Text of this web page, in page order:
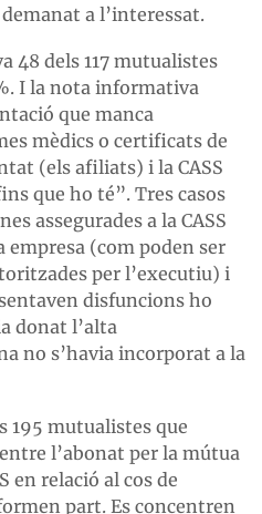
a l’interessat.
48 dels 117 mutualistes
I la nota informativa
que manca
mèdics o certificats de
(els afiliats) i la CASS
que ho té”. Tres casos
assegurades a la CASS
empresa (com poden ser
per l’executiu) i
disfuncions ho
donat l’alta
no s’havia incorporat a la
195 mutualistes que
l’abonat per la mútua
en relació al cos de
part. Es concentren